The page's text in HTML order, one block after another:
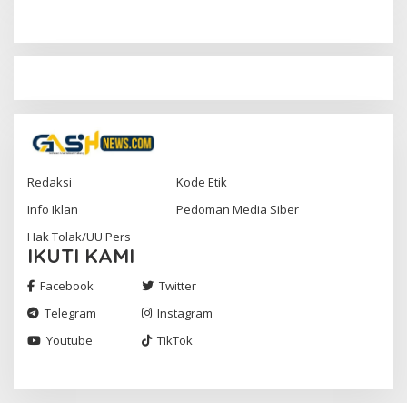
Redaksi
Kode Etik
Info Iklan
Pedoman Media Siber
Hak Tolak/UU Pers
IKUTI KAMI
Facebook
Twitter
Telegram
Instagram
Youtube
TikTok